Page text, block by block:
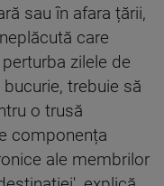
sau în afara țării,
care
zilele de
trebuie să
o trusă
componența
ale membrilor